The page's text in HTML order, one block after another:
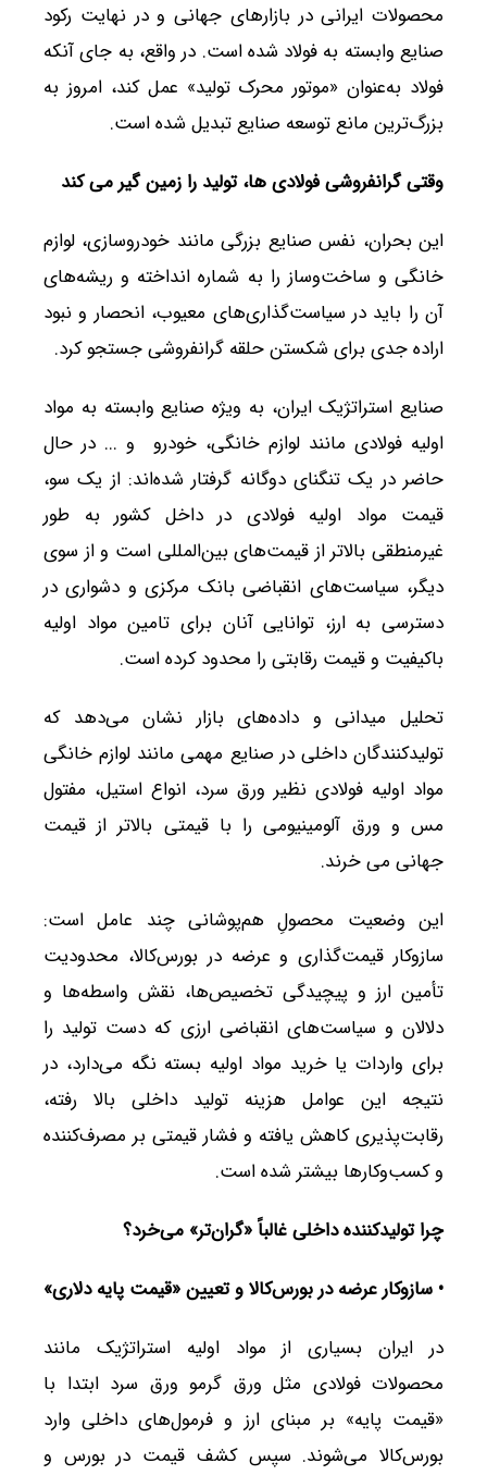
محصولات ایرانی در بازارهای جهانی و در نهایت رکود
صنایع وابسته به فولاد شده است. در واقع، به جای آنکه
فولاد به‌عنوان «موتور محرک تولید» عمل کند، امروز به
بزرگ‌ترین مانع توسعه صنایع تبدیل شده است.
وقتی گرانفروشی فولادی ها، تولید را زمین گیر می کند
این بحران، نفس صنایع بزرگی مانند خودروسازی، لوازم
خانگی و ساخت‌وساز را به شماره انداخته و ریشه‌های
آن را باید در سیاست‌گذاری‌های معیوب، انحصار و نبود
اراده جدی برای شکستن حلقه گرانفروشی جستجو کرد.
صنایع استراتژیک ایران، به ویژه صنایع وابسته به مواد
اولیه فولادی مانند لوازم خانگی، خودرو و ... در حال
حاضر در یک تنگنای دوگانه گرفتار شده‌اند: از یک سو،
قیمت مواد اولیه فولادی در داخل کشور به طور
غیرمنطقی بالاتر از قیمت‌های بین‌المللی است و از سوی
دیگر، سیاست‌های انقباضی بانک مرکزی و دشواری در
دسترسی به ارز، توانایی آنان برای تامین مواد اولیه
باکیفیت و قیمت رقابتی را محدود کرده است.
تحلیل میدانی و داده‌های بازار نشان می‌دهد که
تولیدکنندگان داخلی در صنایع مهمی مانند لوازم خانگی
مواد اولیه فولادی نظیر ورق سرد، انواع استیل، مفتول
مس و ورق آلومینیومی را با قیمتی بالاتر از قیمت
جهانی می خرند.
این وضعیت محصولِ هم‌پوشانی چند عامل است:
سازوکار قیمت‌گذاری و عرضه در بورس‌کالا، محدودیت
تأمین ارز و پیچیدگی تخصیص‌ها، نقش واسطه‌ها و
دلالان و سیاست‌های انقباضی ارزی که دست تولید را
برای واردات یا خرید مواد اولیه بسته نگه می‌دارد، در
نتیجه این عوامل هزینه تولید داخلی بالا رفته،
رقابت‌پذیری کاهش یافته و فشار قیمتی بر مصرف‌کننده
و کسب‌وکارها بیشتر شده است.
چرا تولیدکننده داخلی غالباً «گران‌تر» می‌خرد؟
• سازوکار عرضه در بورس‌کالا و تعیین «قیمت پایه دلاری»
در ایران بسیاری از مواد اولیه استراتژیک مانند
محصولات فولادی مثل ورق گرمو ورق سرد ابتدا با
«قیمت پایه» بر مبنای ارز و فرمول‌های داخلی وارد
بورس‌کالا می‌شوند. سپس کشف قیمت در بورس و